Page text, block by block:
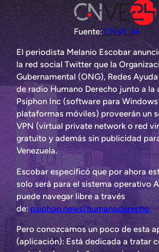
Fuente:CNVE 24
El periodista Melanio Escobar
la red social Twitter que la
Gubernamental (ONG), Redes
de radio Humano Derecho junto a la
Psiphon Inc (software para
plataformas móviles) proveerán un
VPN (virtual private network o red
gratuito y además sin publicidad
Venezuela.
Escobar especificó que por ahora
solo será para el sistema operativo
puede navegar libre a través
de:psiphon.news/humanoderecho
Pero conozcamos un poco de esta
(aplicación): Está dedicada a tratar